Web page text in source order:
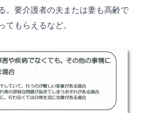
。要介護者の夫または妻も高齢で
てもらえるなど。